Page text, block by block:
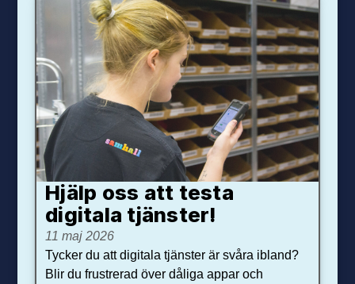
Hjälp oss att testa
digitala tjänster!
11 maj 2026
Tycker du att digitala tjänster är svåra ibland?
Blir du frustrerad över dåliga appar och